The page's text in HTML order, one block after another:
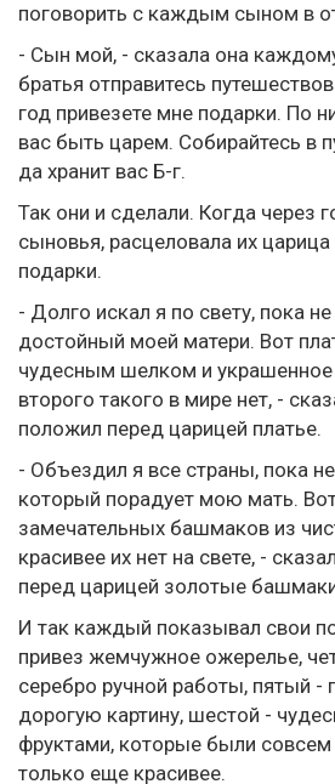
поговорить с каждым сыном в
- Сын мой, - сказала она
братья отправитесь
год привезете мне подарки. По
вас быть царем. Собирайтесь в
да хранит вас Б-г.
Так они и сделали. Когда через
сыновья, расцеловала их царица
подарки.
- Долго искал я по свету, пока
достойный моей матери. Вот
чудесным шелком и
второго такого в мире нет, -
положил перед царицей платье.
- Объездил я все страны, пока
который порадует мою мать.
замечательных башмаков из
красивее их нет на свете, -
перед царицей золотые
И так каждый показывал свои
привез жемчужное ожерелье,
серебро ручной работы, пятый -
дорогую картину, шестой -
фруктами, которые были
только еще красивее.